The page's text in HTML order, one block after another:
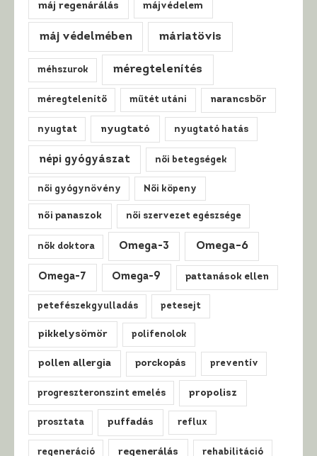
máj regenárálás májvédelem
máj védelmében máriatövis
méhszurok méregtelenítés
méregtelenítő műtét utáni narancsbőr
nyugtat nyugtató nyugtató hatás
népi gyógyászat női betegségek
női gyógynövény Női köpeny
női panaszok női szervezet egészsége
nők doktora Omega-3 Omega-6
Omega-7 Omega-9 pattanások ellen
petefészekgyulladás petesejt
pikkelysömör polifenolok
pollen allergia porckopás preventív
progreszteronszint emelés propolisz
prosztata puffadás reflux
regeneráció regenerálás rehabilitáció